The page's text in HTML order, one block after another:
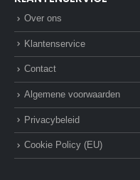
Over ons
Klantenservice
Contact
Algemene voorwaarden
Privacybeleid
Cookie Policy (EU)